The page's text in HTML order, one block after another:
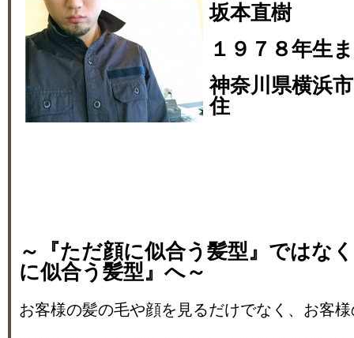
坂本直樹
１９７８年生
神奈川県横浜
住
～『ただ顔に似合う髪型』ではな
に似合う髪型』へ～
お客様の髪の毛や顔を見るだけでなく、お客